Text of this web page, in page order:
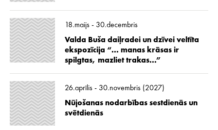
18.maijs - 30.decembris
Valda Buša daiļradei un dzīvei veltīta
ekspozīcija “... manas krāsas ir
spilgtas, mazliet trakas...”
26.aprīlis - 30.novembris (2027)
Nūjošanas nodarbības sestdienās un
svētdienās